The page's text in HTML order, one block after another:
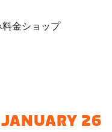
料金ショップ
26